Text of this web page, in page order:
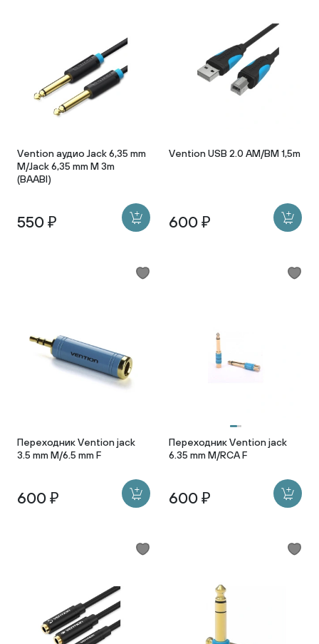
Vention аудио Jack 6,35 mm
M/Jack 6,35 mm M 3m
(BAABI)
550 ₽
Vention USB 2.0 AM/BM 1,5m
600 ₽
Переходник Vention jack
3.5 mm M/6.5 mm F
600 ₽
Переходник Vention jack
6.35 mm M/RCA F
600 ₽